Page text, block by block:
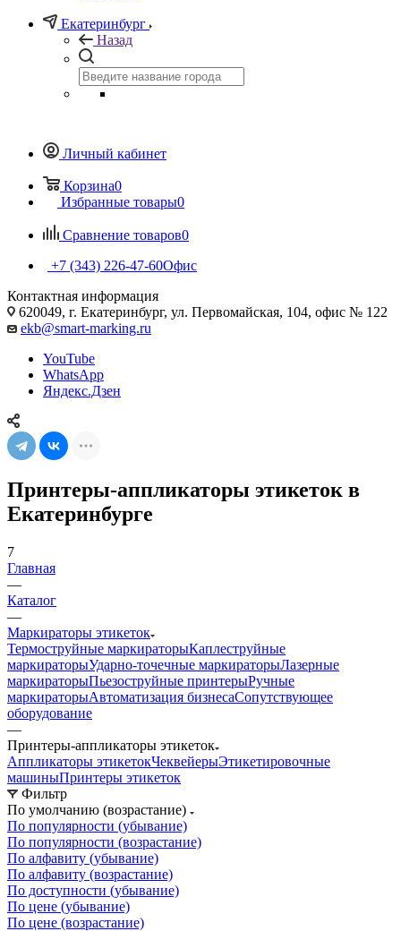
Екатеринбург
Назад
Личный кабинет
Корзина0
Избранные товары0
Сравнение товаров0
+7 (343) 226-47-60Офис
Контактная информация
620049, г. Екатеринбург, ул. Первомайская, 104, офис № 122
ekb@smart-marking.ru
YouTube
WhatsApp
Яндекс.Дзен
Принтеры-аппликаторы этикеток в
Екатеринбурге
7
Главная
—
Каталог
—
Маркираторы этикеток
Термоструйные маркираторыКаплеструйные
маркираторыУдарно-точечные маркираторыЛазерные
маркираторыПьезоструйные принтерыРучные
маркираторыАвтоматизация бизнесаСопутствующее
оборудование
—
Принтеры-аппликаторы этикеток
Аппликаторы этикетокЧеквейерыЭтикетировочные
машиныПринтеры этикеток
Фильтр
По умолчанию (возрастание)
По популярности (убывание)
По популярности (возрастание)
По алфавиту (убывание)
По алфавиту (возрастание)
По доступности (убывание)
По цене (убывание)
По цене (возрастание)